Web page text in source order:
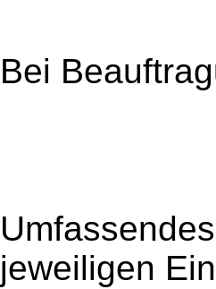
Bei
jeweiligen